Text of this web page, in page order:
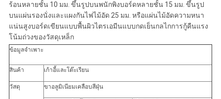
ร้อนหลายชั้น 10 มม. ขึ้นรูปบนพนักพิงบอร์ดหลายชั้น 15 มม. ขึ้นรูป
บนแผ่นรองนั่งและแผงกันไฟไม้อัด 25 มม. หรือแผ่นไม้อัดความหนา
แน่นสูงบอร์ดเขียนแบบพื้นผิวไตรเอมีนแบบกดเย็นกลไกการกู้คืนแรง
โน้มถ่วงของวัสดุเหล็ก
ข้อมูลจำเพาะ
สินค้า เก้าอี้และโต๊ะเรียน
วัสดุ ขาอลูมิเนียมเคลือบสีฝุ่น